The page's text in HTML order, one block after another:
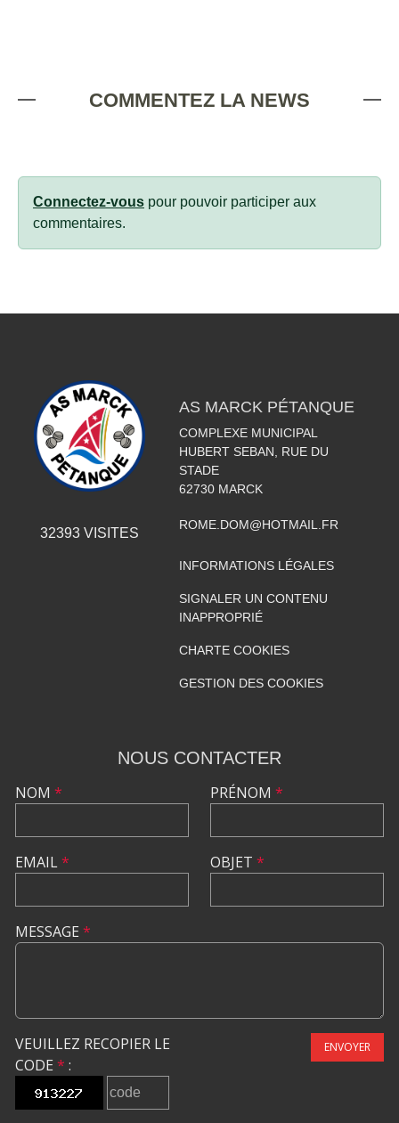
COMMENTEZ LA NEWS
Connectez-vous pour pouvoir participer aux
commentaires.
32393VISITES
AS MARCK PÉTANQUE
COMPLEXE MUNICIPAL
HUBERT SEBAN, RUE DU
STADE
62730 MARCK
ROME.DOM@HOTMAIL.FR
INFORMATIONS LÉGALES
SIGNALER UN CONTENU
INAPPROPRIÉ
CHARTE COOKIES
GESTION DES COOKIES
NOUS CONTACTER
NOM *
EMAIL*
PRÉNOM *
OBJET *
MESSAGE *
VEUILLEZ RECOPIER LE
CODE * :
ENVOYER